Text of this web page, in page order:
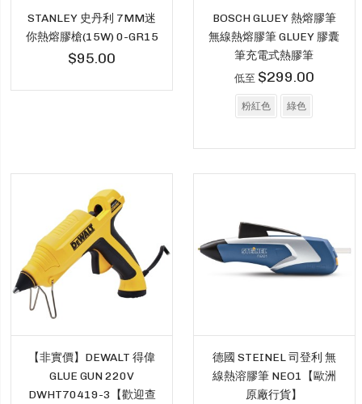
STANLEY 史丹利 7MM迷
你熱熔膠槍(15W) 0-GR15
$95.00
BOSCH GLUEY 熱熔膠筆
無線熱熔膠筆 GLUEY 膠囊
筆充電式熱膠筆
低至 $299.00
粉紅色 綠色
【非實價】DEWALT 得偉
GLUE GUN 220V
DWHT70419-3【歡迎查
德國 STEINEL 司登利 無
線熱溶膠筆 NEO1【歐洲
原廠行貨】